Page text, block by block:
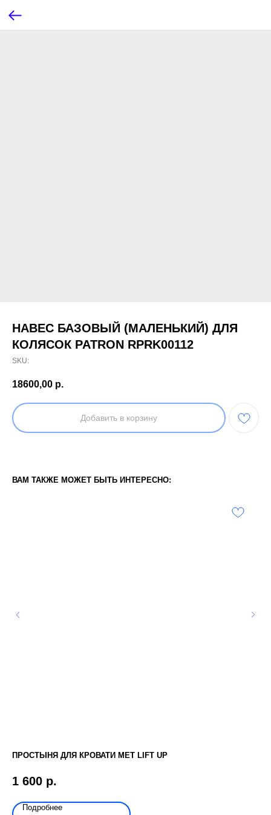
НАВЕС БАЗОВЫЙ (МАЛЕНЬКИЙ) ДЛЯ
КОЛЯСОК PATRON RPRK00112
SKU:
18600,00 р.
Добавить в корзину
ВАМ ТАКЖЕ МОЖЕТ БЫТЬ ИНТЕРЕСНО:
ПРОСТЫНЯ ДЛЯ КРОВАТИ МЕТ LIFT UP
1 600 р.
Подробнее